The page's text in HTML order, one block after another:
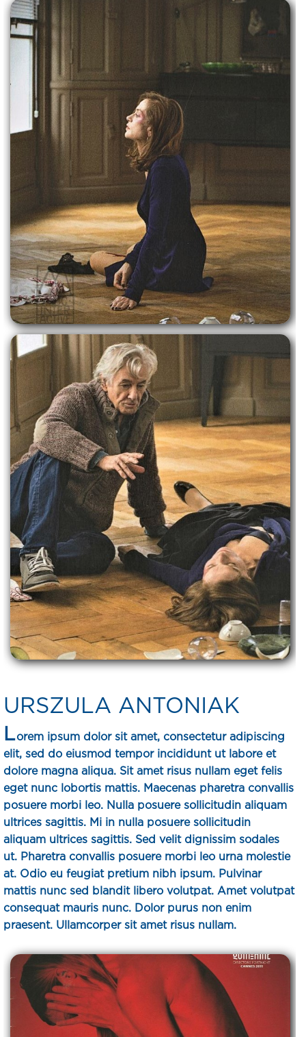
URSZULA ANTONIAK
Lorem ipsum dolor sit amet, consectetur adipiscing
elit, sed do eiusmod tempor incididunt ut labore et
dolore magna aliqua. Sit amet risus nullam eget felis
eget nunc lobortis mattis. Maecenas pharetra convallis
posuere morbi leo. Nulla posuere sollicitudin aliquam
ultrices sagittis. Mi in nulla posuere sollicitudin
aliquam ultrices sagittis. Sed velit dignissim sodales
ut. Pharetra convallis posuere morbi leo urna molestie
at. Odio eu feugiat pretium nibh ipsum. Pulvinar
mattis nunc sed blandit libero volutpat. Amet volutpat
consequat mauris nunc. Dolor purus non enim
praesent. Ullamcorper sit amet risus nullam.